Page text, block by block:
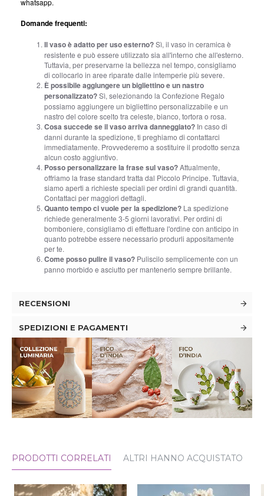
whatsapp.
Domande frequenti:
Il vaso è adatto per uso esterno?Sì, il vaso in ceramica è
resistente e può essere utilizzato sia all'interno che all'esterno.
Tuttavia, per preservarne la bellezza nel tempo, consigliamo
di collocarlo in aree riparate dalle intemperie più severe.
È possibile aggiungere un bigliettino e un nastro
personalizzato?Sì, selezionando la Confezione Regalo
possiamo aggiungere un bigliettino personalizzabile e un
nastro del colore scelto tra celeste, bianco, tortora o rosa.
Cosa succede se il vaso arriva danneggiato? In caso di
danni durante la spedizione, ti preghiamo di contattarci
immediatamente. Provvederemo a sostituire il prodotto senza
alcun costo aggiuntivo.
Posso personalizzare la frase sul vaso?Attualmente,
offriamo la frase standard tratta dal Piccolo Principe. Tuttavia,
siamo aperti a richieste speciali per ordini di grandi quantità.
Contattaci per maggiori dettagli.
Quanto tempo ci vuole per la spedizione? La spedizione
richiede generalmente 3-5 giorni lavorativi. Per ordini di
bomboniere, consigliamo di effettuare l'ordine con anticipo in
quanto potrebbe essere necessario produrli appositamente
per te.
Come posso pulire il vaso? Puliscilo semplicemente con un
panno morbido e asciutto per mantenerlo sempre brillante.
RECENSIONI
SPEDIZIONI E PAGAMENTI
PRODOTTI CORRELATI ALTRI HANNO ACQUISTATO